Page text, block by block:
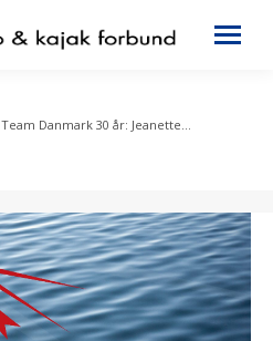
Team Danmark 30 år: Jeanette…